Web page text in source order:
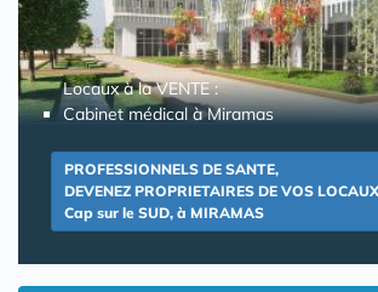
Locaux à la VENTE :
Cabinet médical à Miramas
PROFESSIONNELS DE SANTE,
DEVENEZ PROPRIETAIRES DE VOS
Cap sur le SUD, à MIRAMAS